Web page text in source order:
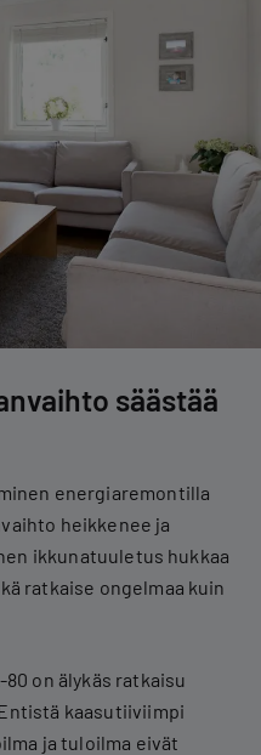
säästää
energiaremontilla
heikkenee ja
ikkunatuuletus hukkaa
ratkaise ongelmaa kuin
on älykäs ratkaisu
kaasutiiviimpi
ja tuloilma eivät